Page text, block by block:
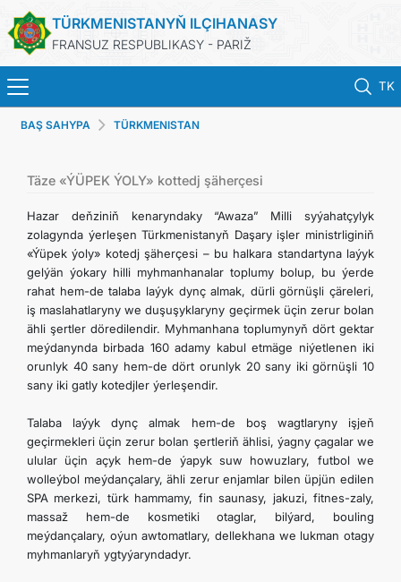
TÜRKMENISTANYŇ ILÇIHANASY
FRANSUZ RESPUBLIKASY - PARIŽ
TK
BAŞ SAHYPA
HABARLAR
TÜRKMENISTAN
KONSULLYK HYZMATLARY
DIM
ARAGATNAŞYK
BAŞ SAHYPA TÜRKMENISTAN
Täze «ÝÜPEK ÝOLY» kottedj şäherçesi
Hazar deňziniň kenaryndaky “Awaza” Milli syýahatçylyk
zolagynda ýerleşen Türkmenistanyň Daşary işler ministrliginiň
«Ýüpek ýoly» kotedj şäherçesi – bu halkara standartyna laýyk
gelýän ýokary hilli myhmanhanalar toplumy bolup, bu ýerde
rahat hem-de talaba laýyk dynç almak, dürli görnüşli çäreleri,
iş maslahatlaryny we duşuşyklaryny geçirmek üçin zerur bolan
ähli şertler döredilendir. Myhmanhana toplumynyň dört gektar
meýdanynda birbada 160 adamy kabul etmäge niýetlenen iki
orunlyk 40 sany hem-de dört orunlyk 20 sany iki görnüşli 10
sany iki gatly kotedjler ýerleşendir.
Talaba laýyk dynç almak hem-de boş wagtlaryny işjeň
geçirmekleri üçin zerur bolan şertleriň ählisi, ýagny çagalar we
ulular üçin açyk hem-de ýapyk suw howuzlary, futbol we
wolleýbol meýdançalary, ähli zerur enjamlar bilen üpjün edilen
SPA merkezi, türk hammamy, fin saunasy, jakuzi, fitnes-zaly,
massaž hem-de kosmetiki otaglar, bilýard, bouling
meýdançalary, oýun awtomatlary, dellekhana we lukman otagy
myhmanlaryň ygtyýaryndadyr.